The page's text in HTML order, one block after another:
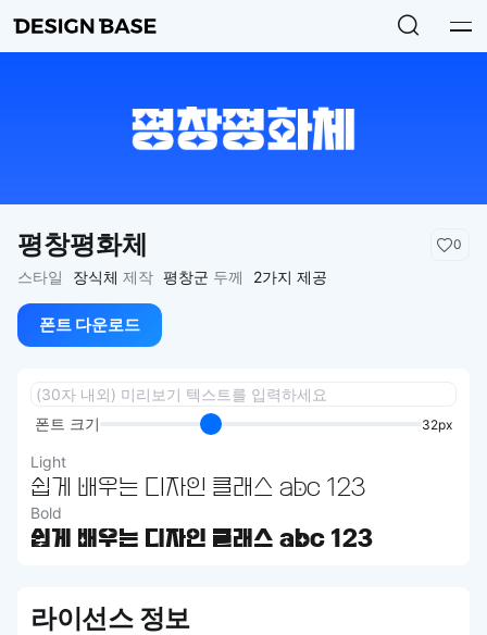
평창평화체 0
스타일 장식체 제작 평창군 두께 2가지 제공
폰트 다운로드
폰트 크기 32px
Light
쉽게 배우는 디자인 클래스 abc 123
Bold
쉽게 배우는 디자인 클래스 abc 123
라이선스 정보